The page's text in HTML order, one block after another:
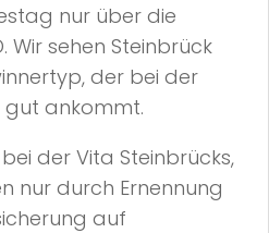
nur über die
Wir sehen Steinbrück
der bei der
gut ankommt.
der Vita Steinbrücks,
nur durch Ernennung
auf